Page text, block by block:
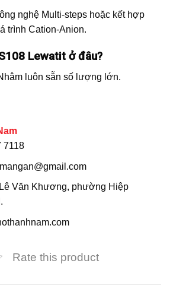
nghệ Multi-steps hoặc kết hợp
trình Cation-Anion.
Lewatit ở đâu?
luôn sẵn số lượng lớn.
7118
Văn Khương, phường Hiệp
Rate this product